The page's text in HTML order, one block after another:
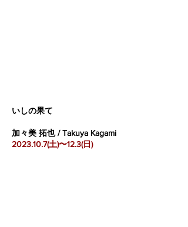
いしの果て
​加々美 拓也 / Takuya Kagami
2023.10.7(土)〜12.3(日)